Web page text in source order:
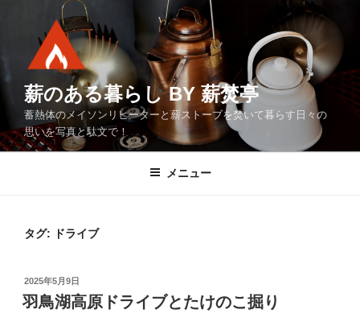
ツ
キ
薪のある暮らし BY 薪焚亭
蓄熱体のメイソンリヒーターと薪ストーブを焚いて暮らす日々の
思いを写真と駄文で！
メニュー
タグ: ドライブ
投
稿
日:
2025年5月9日
羽鳥湖高原ドライブとたけのこ掘り